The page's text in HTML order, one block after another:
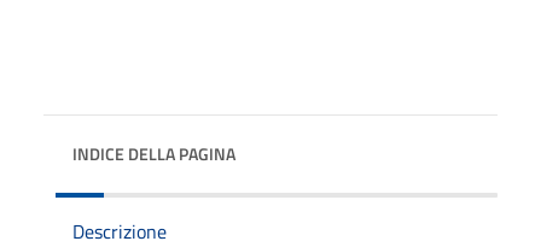
INDICE DELLA PAGINA
Descrizione